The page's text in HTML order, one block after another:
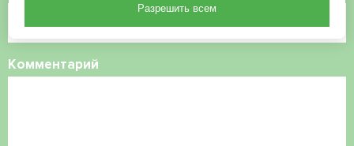
Комментарий
Разрешить всем